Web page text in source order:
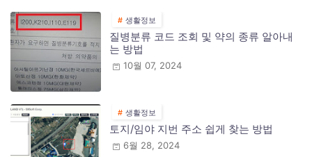
생활정보
질병분류 코드 조회 및 약의 종류 알아내
는 방법
10월 07, 2024
생활정보
토지/임야 지번 주소 쉽게 찾는 방법
6월 28, 2024